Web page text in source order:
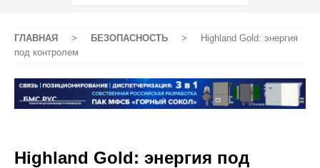
ГЛАВНАЯ > БЕЗОПАСНОСТЬ >
Highland Gold: энергия
под контролем
Highland Gold: энергия под